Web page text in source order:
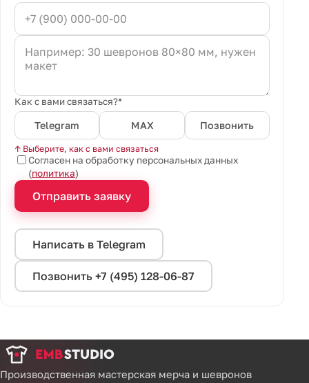
Как с вами связаться?*
Telegram MAX Позвонить
↑ Выберите, как с вами связаться
Согласен на обработку персональных данных
(политика)
Отправить заявку
Написать в Telegram
Позвонить +7 (495) 128-06-87
Производственная мастерская мерча и шевронов